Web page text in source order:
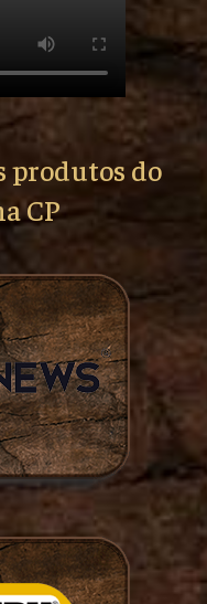
produtos do
CP